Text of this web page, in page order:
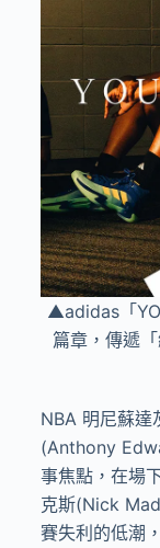
▲adidas「
篇章，傳遞
NBA 明尼蘇達
(Anthony
事焦點，在場
克斯(Nick
賽失利的低潮